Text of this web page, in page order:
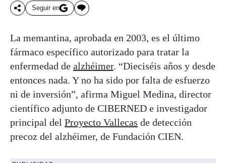
Seguir en
La memantina, aprobada en 2003, es el último
fármaco específico autorizado para tratar la
enfermedad de alzhéimer. “Dieciséis años y desde
entonces nada. Y no ha sido por falta de esfuerzo
ni de inversión”, afirma Miguel Medina, director
científico adjunto de CIBERNED e investigador
principal del Proyecto Vallecas de detección
precoz del alzhéimer, de Fundación CIEN.